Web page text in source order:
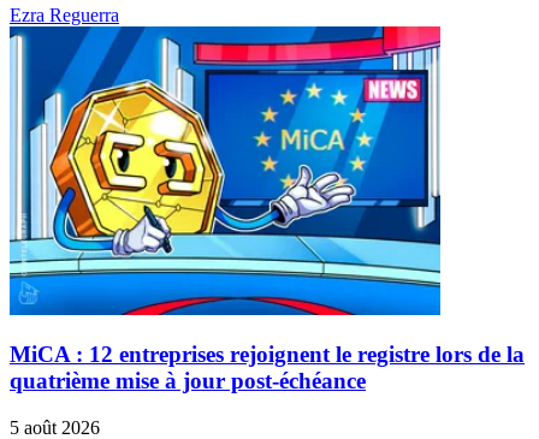
Ezra Reguerra
MiCA : 12 entreprises rejoignent le registre lors de la
quatrième mise à jour post-échéance
5 août 2026